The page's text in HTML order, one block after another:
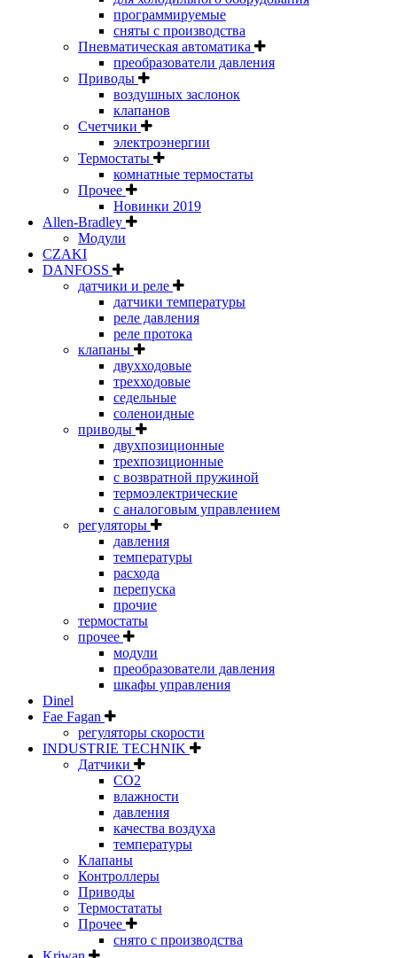
программируемые
сняты с производства
Пневматическая автоматика
преобразователи давления
Приводы
воздушных заслонок
клапанов
Счетчики
электроэнергии
Термостаты
комнатные термостаты
Прочее
Новинки 2019
Allen-Bradley
Модули
CZAKI
DANFOSS
датчики и реле
датчики температуры
реле давления
реле протока
клапаны
двухходовые
трехходовые
седельные
соленоидные
приводы
двухпозиционные
трехпозиционные
с возвратной пружиной
термоэлектрические
с аналоговым управлением
регуляторы
давления
температуры
расхода
перепуска
прочие
термостаты
прочее
модули
преобразователи давления
шкафы управления
Dinel
Fae Fagan
регуляторы скорости
INDUSTRIE TECHNIK
Датчики
CO2
влажности
давления
качества воздуха
температуры
Клапаны
Контроллеры
Приводы
Термостататы
Прочее
снято с производства